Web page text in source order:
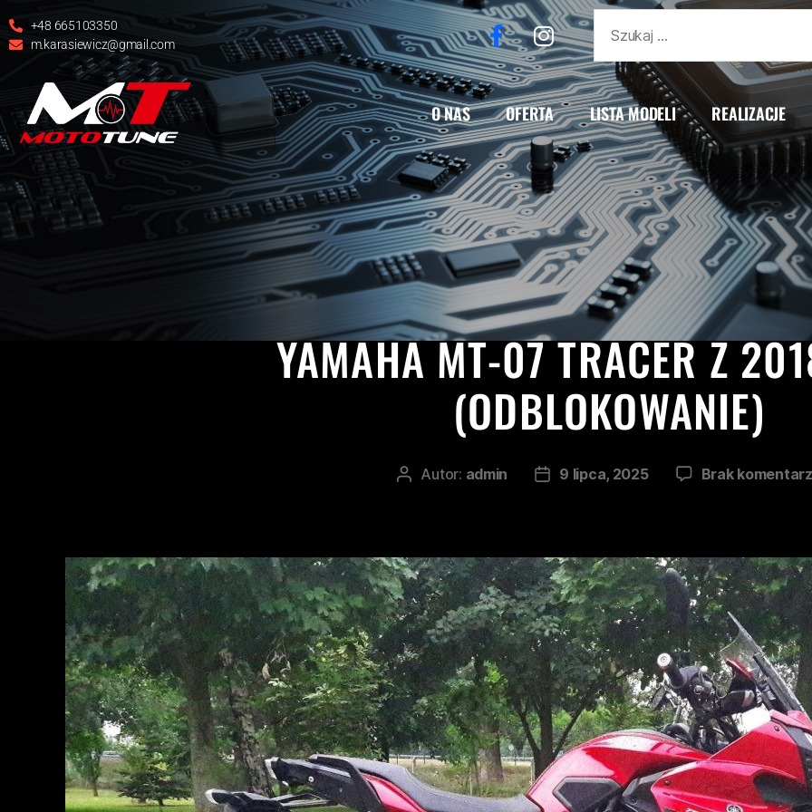
+48 665103350
m.karasiewicz@gmail.com
O NAS OFERTA LISTA MODELI REALIZACJE
MT-07 ODBLOKOWANIE REALIZACJE
YAMAHA MT-07 TRACER Z
(ODBLOKOWANIE)
Autor: admin 9 lipca, 2025 Brak